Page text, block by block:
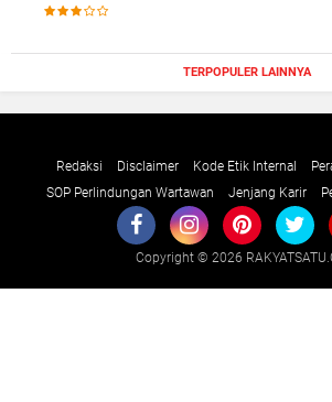
TERPOPULER LAINNYA
Redaksi Disclaimer Kode Etik Internal
SOP Perlindungan Wartawan
Jenjang Karir
Copyright © 2026